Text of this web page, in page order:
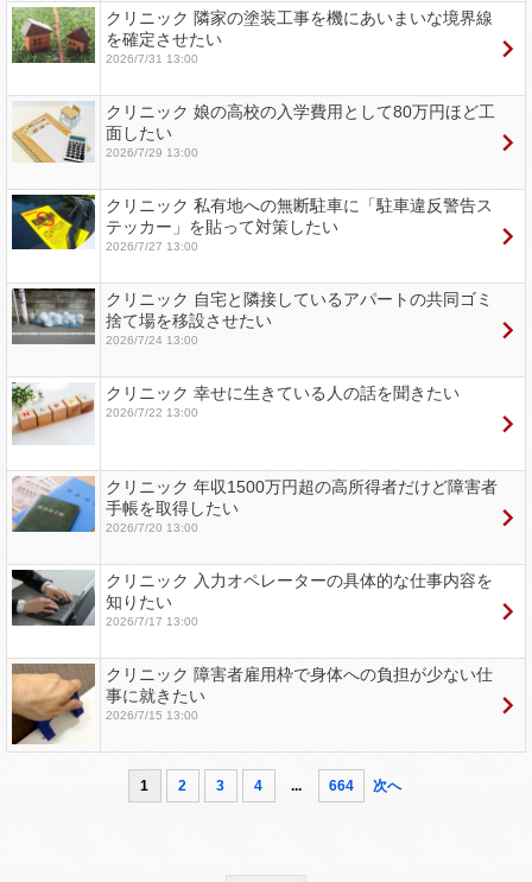
クリニック 隣家の塗装工事を機にあいまいな境界線
を確定させたい
2026/7/31 13:00
クリニック 娘の高校の入学費用として80万円ほど工
面したい
2026/7/29 13:00
クリニック 私有地への無断駐車に「駐車違反警告ス
テッカー」を貼って対策したい
2026/7/27 13:00
クリニック 自宅と隣接しているアパートの共同ゴミ
捨て場を移設させたい
2026/7/24 13:00
クリニック 幸せに生きている人の話を聞きたい
2026/7/22 13:00
クリニック 年収1500万円超の高所得者だけど障害者
手帳を取得したい
2026/7/20 13:00
クリニック 入力オペレーターの具体的な仕事内容を
知りたい
2026/7/17 13:00
クリニック 障害者雇用枠で身体への負担が少ない仕
事に就きたい
2026/7/15 13:00
1 2 3 4 ... 664 次へ